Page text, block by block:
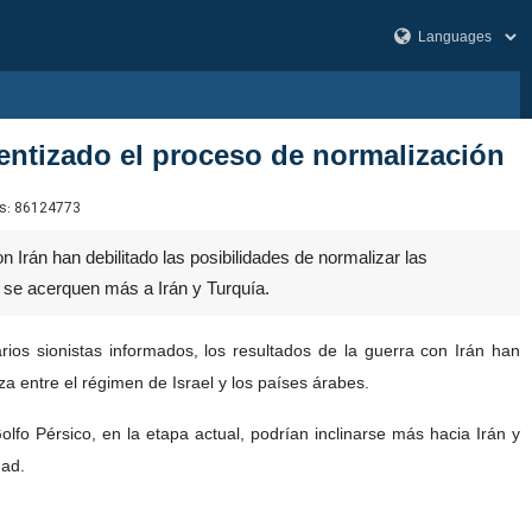
el proceso de normalización
86124773
Irán han debilitado las posibilidades de normalizar las
acerquen más a Irán y Turquía.
sionistas informados, los resultados de la guerra con Irán han
entre el régimen de Israel y los países árabes.
Pérsico, en la etapa actual, podrían inclinarse más hacia Irán y